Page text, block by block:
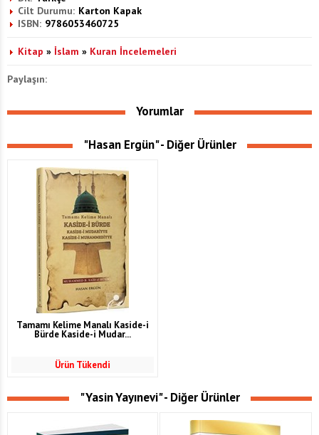
Cilt Durumu: Karton Kapak
ISBN: 9786053460725
Kitap » İslam » Kuran İncelemeleri
Paylaşın:
Yorumlar
"Hasan Ergün" - Diğer Ürünler
Tamamı Kelime Manalı Kaside-i
Bürde Kaside-i Mudar...
Ürün Tükendi
"Yasin Yayınevi" - Diğer Ürünler